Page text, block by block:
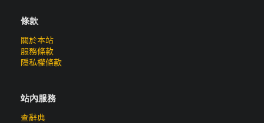
條款
關於本站
服務條款
隱私權條款
站內服務
查辭典